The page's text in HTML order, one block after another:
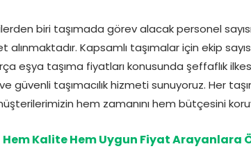
biri taşımada görev alacak personel
Kapsamlı taşımalar için ekip
eşya taşıma fiyatları konusunda şeffaflık
güvenli taşımacılık hizmeti sunuyoruz. Her
hem zamanını hem bütçesini
Hem Kalite Hem Uygun Fiyat Arayanlara